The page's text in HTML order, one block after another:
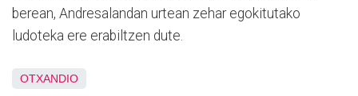
berean, Andresalandan urtean zehar egokitutako
ludoteka ere erabiltzen dute.
OTXANDIO